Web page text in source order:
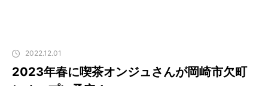
2022.12.01
2023年春に喫茶オンジュさんが岡崎市欠町